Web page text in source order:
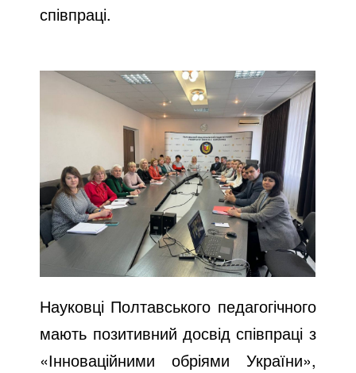
співпраці.
Науковці Полтавського педагогічного
мають позитивний досвід співпраці з
«Інноваційними обріями України»,